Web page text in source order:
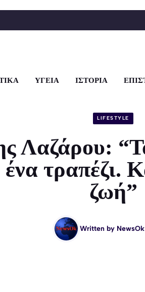
ΥΓΕΙΑ ΙΣΤΟΡΙΑ
LIFESTYLE
Λαζάρου:
τραπέζι.
ζωή”
Written by